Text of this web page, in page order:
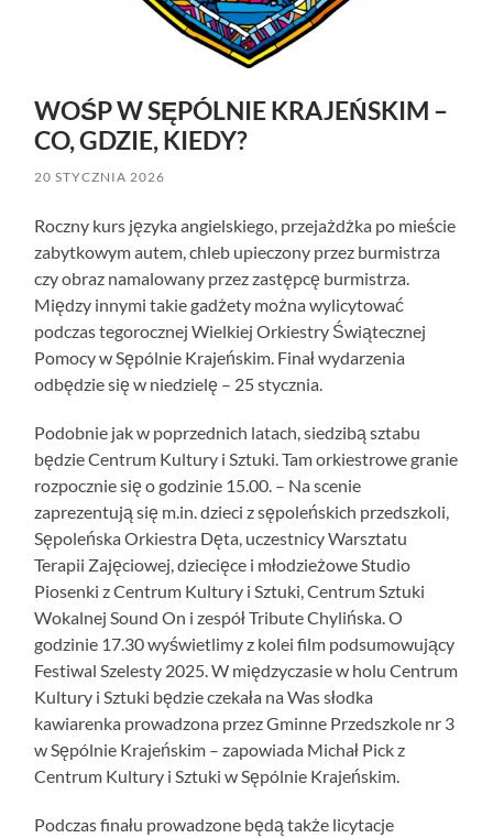
WOŚP W SĘPÓLNIE KRAJEŃSKIM –
CO, GDZIE, KIEDY?
20 STYCZNIA 2026
Roczny kurs języka angielskiego, przejażdżka po mieście
zabytkowym autem, chleb upieczony przez burmistrza
czy obraz namalowany przez zastępcę burmistrza.
Między innymi takie gadżety można wylicytować
podczas tegorocznej Wielkiej Orkiestry Świątecznej
Pomocy w Sępólnie Krajeńskim. Finał wydarzenia
odbędzie się w niedzielę – 25 stycznia.
Podobnie jak w poprzednich latach, siedzibą sztabu
będzie Centrum Kultury i Sztuki. Tam orkiestrowe granie
rozpocznie się o godzinie 15.00. – Na scenie
zaprezentują się m.in. dzieci z sępoleńskich przedszkoli,
Sępoleńska Orkiestra Dęta, uczestnicy Warsztatu
Terapii Zajęciowej, dziecięce i młodzieżowe Studio
Piosenki z Centrum Kultury i Sztuki, Centrum Sztuki
Wokalnej Sound On i zespół Tribute Chylińska. O
godzinie 17.30 wyświetlimy z kolei film podsumowujący
Festiwal Szelesty 2025. W międzyczasie w holu Centrum
Kultury i Sztuki będzie czekała na Was słodka
kawiarenka prowadzona przez Gminne Przedszkole nr 3
w Sępólnie Krajeńskim – zapowiada Michał Pick z
Centrum Kultury i Sztuki w Sępólnie Krajeńskim.
Podczas finału prowadzone będą także licytacje